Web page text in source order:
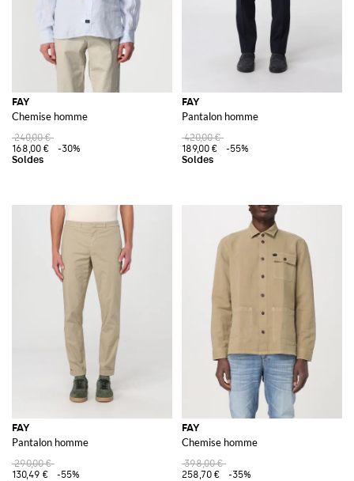
FAY
Chemise homme
240,00 €
168,00 €
-30%
FAY
Pantalon homme
420,00 €
189,00 €
-55%
FAY
Pantalon homme
290,00 €
130,49 €
-55%
FAY
Chemise homme
398,00 €
258,70 €
-35%